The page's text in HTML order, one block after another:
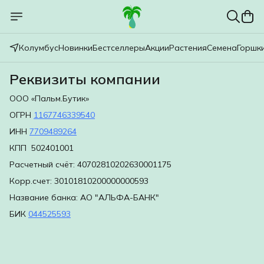
КолумбусНовинкиБестселлерыАкцииРастенияСемена
Реквизиты компании
ООО «Пальм.Бутик»
ОГРН 1167746339540
ИНН 7709489264
КПП 502401001
Расчетный счёт: 40702810202630001175
Корр.счет: 30101810200000000593
Название банка: АО "АЛЬФА-БАНК"
БИК 044525593